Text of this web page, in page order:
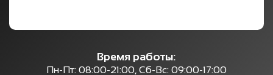
Время работы:
Пн-Пт: 08:00-21:00, Сб-Вс: 09:00-17:00